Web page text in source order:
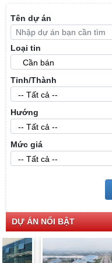
Tên dự án
Loại tin
Tỉnh/Thành
Hướng
Mức giá
DỰ ÁN NỔI BẬT